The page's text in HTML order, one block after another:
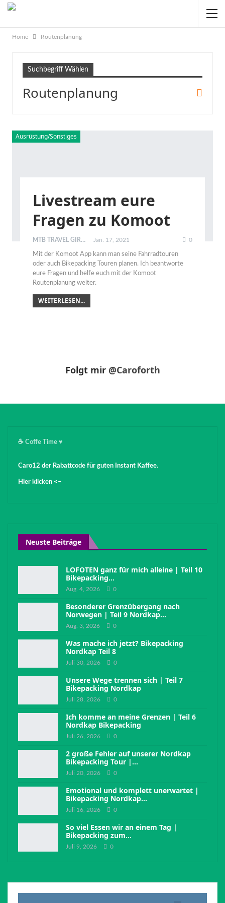
Home Routenplanung
Suchbegriff Wählen
Routenplanung
Ausrüstung/Sonstiges
Livestream eure
Fragen zu Komoot
MTB TRAVEL GIRL Jan. 17, 2021 0
Mit der Komoot App kann man seine Fahrradtouren
oder auch Bikepacking Touren planen. Ich beantworte
eure Fragen und helfe euch mit der Komoot
Routenplanung weiter.
WEITERLESEN...
Folgt mir @Caroforth
☕️ Coffe Time ♥️
Caro12 der Rabattcode für guten Instant Kaffee.
Hier klicken <–
Neuste Beiträge
LOFOTEN ganz für mich alleine | Teil 10
Bikepacking…
Aug. 4, 2026 0
Besonderer Grenzübergang nach
Norwegen | Teil 9 Nordkap…
Aug. 3, 2026 0
Was mache ich jetzt? Bikepacking
Nordkap Teil 8
Juli 30, 2026 0
Unsere Wege trennen sich | Teil 7
Bikepacking Nordkap
Juli 28, 2026 0
Ich komme an meine Grenzen | Teil 6
Nordkap Bikepacking
Juli 26, 2026 0
2 große Fehler auf unserer Nordkap
Bikepacking Tour |…
Juli 20, 2026 0
Emotional und komplett unerwartet |
Bikepacking Nordkap…
Juli 16, 2026 0
So viel Essen wir an einem Tag |
Bikepacking zum…
Juli 9, 2026 0